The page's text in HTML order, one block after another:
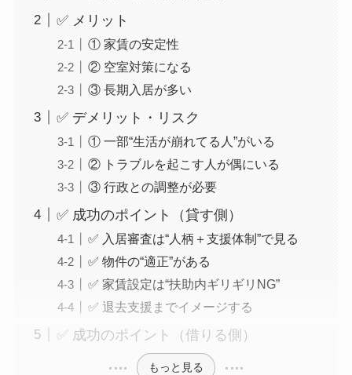
✅ メリット
① 家賃の安定性
② 空室対策になる
③ 長期入居が多い
✅ デメリット・リスク
① 一部“生活が崩れてる人”がいる
② トラブルを起こす人が偶にいる
③ 行政との調整が必要
✅ 成功のポイント（貸す側）
✅ 入居審査は“人柄＋支援体制”で見る
✅ 物件の“適正”がある
✅ 家賃設定は“扶助内ギリギリNG”
✅ 退去支援までイメージする
✅ 成功のポイント（借りる側）
もっと見る